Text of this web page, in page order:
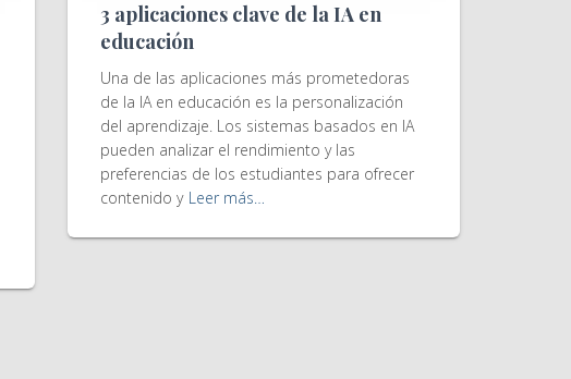
3 aplicaciones clave de la IA en
educación
Una de las aplicaciones más prometedoras
de la IA en educación es la personalización
del aprendizaje. Los sistemas basados en IA
pueden analizar el rendimiento y las
preferencias de los estudiantes para ofrecer
contenido y Leer más…